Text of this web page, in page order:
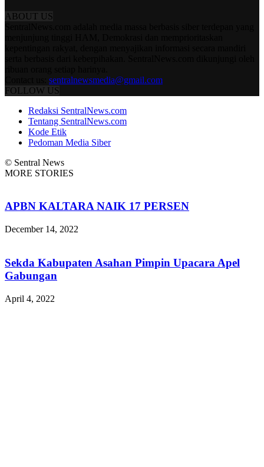
ABOUT US
sentralnewsmedia@gmail.com
FOLLOW US
Redaksi SentralNews.com
Tentang SentralNews.com
Kode Etik
Pedoman Media Siber
© Sentral News
MORE STORIES
APBN KALTARA NAIK 17 PERSEN
December 14, 2022
Sekda Kabupaten Asahan Pimpin Upacara Apel
Gabungan
April 4, 2022